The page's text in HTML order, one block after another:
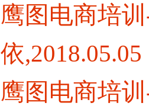
鹰图电商培
依,2018.05.05
鹰图电商培